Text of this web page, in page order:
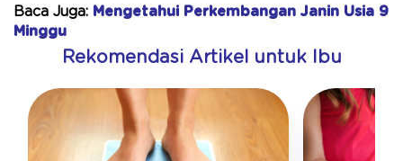
Baca Juga: Mengetahui Perkembangan Janin Usia 9
Minggu
Rekomendasi Artikel untuk Ibu